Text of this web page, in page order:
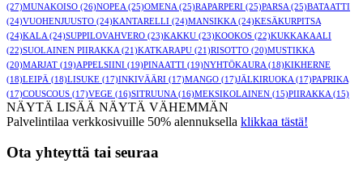
(27)MUNAKOISO (26)NOPEA (25)OMENA (25)RAPARPERI (25)PARSA (25)BATAATTI
(24)VUOHENJUUSTO (24)KANTARELLI (24)MANSIKKA (24)KESÄKURPITSA
(24)KALA (24)SUPPILOVAHVERO (23)KAKKU (23)KOOKOS (22)KUKKAKAALI
(22)SUOLAINEN PIIRAKKA (21)KATKARAPU (21)RISOTTO (20)MUSTIKKA
(20)MARJAT (19)APPELSIINI (19)PINAATTI (19)NYHTÖKAURA (18)KIKHERNE
(18)LEIPÄ (18)LISUKE (17)INKIVÄÄRI (17)MANGO (17)JÄLKIRUOKA (17)PAPRIKA
(17)COUSCOUS (17)VEGE (16)SITRUUNA (16)MEKSIKOLAINEN (15)PIIRAKKA (15)
NÄYTÄ LISÄÄ NÄYTÄ VÄHEMMÄN
Palvelintilaa verkkosivuille 50% alennuksella klikkaa tästä!
Ota yhteyttä tai seuraa